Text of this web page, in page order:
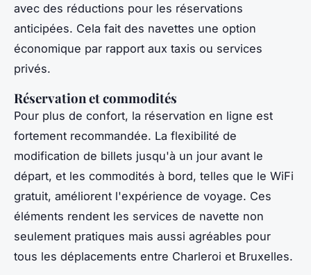
avec des réductions pour les réservations
anticipées. Cela fait des navettes une option
économique par rapport aux taxis ou services
privés.
Réservation et commodités
Pour plus de confort, la réservation en ligne est
fortement recommandée. La flexibilité de
modification de billets jusqu'à un jour avant le
départ, et les commodités à bord, telles que le WiFi
gratuit, améliorent l'expérience de voyage. Ces
éléments rendent les services de navette non
seulement pratiques mais aussi agréables pour
tous les déplacements entre Charleroi et Bruxelles.